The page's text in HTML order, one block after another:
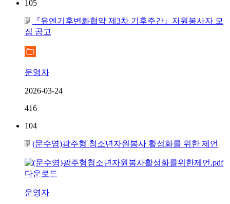
105
『유엔기후변화협약 제3차 기후주간』자원봉사자 모
집 공고
운영자
2026-03-24
416
104
(문수영)광주형 청소년자원봉사 활성화를 위한 제언
운영자